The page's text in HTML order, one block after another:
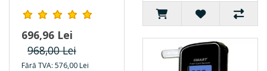
696,96 Lei
968,00 Lei
Fără TVA: 576,00 Lei